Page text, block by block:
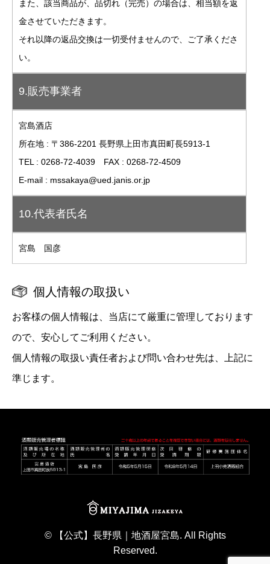
また、該当商品が、品切れ（完売）の場合は、相当額を返
金させていただきます。
それ以降の返品交換は一切受付ませんので、ご了承くださ
い。
9.販売事業者
宮島酒店
所在地 : 〒386-2201 長野県上田市真田町長5913-1
TEL : 0268-72-4039 FAX : 0268-72-4509
E-mail : mssakaya@ued.janis.or.jp
10.代表者氏名
宮島 国彦
個人情報の取扱い
お客様の個人情報は、当店にて厳重に管理しております
ので、安心してご利用ください。
個人情報の取扱い責任者および問い合わせ先は、上記に
準じます。
© 【公式】長野県｜地酒屋宮島. All Rights
Reserved.